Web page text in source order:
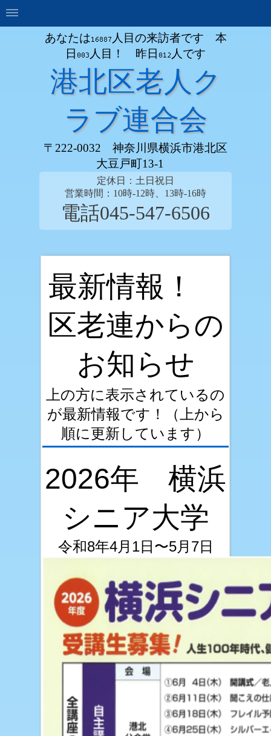
あなたは
人目の来訪者です 本
日
人目！ 昨日 人です
港北区老人ク
ラブ連合会
〒222-0032 神奈川県横浜市港北区
大豆戸町13-1
定休日：土日祝日
営業時間：10時-12時、13時-16時
電話045-547-6506
最新情報！
区老連からの
お知らせ
上の方に表示されているの
が最新情報です！（上から
順に更新しています）
2026年 横浜
シニア大学
令和8年4月1日〜5月7日